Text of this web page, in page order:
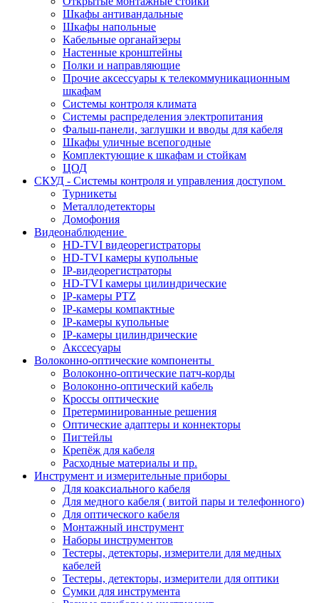
Шкафы антивандальные
Шкафы напольные
Кабельные органайзеры
Настенные кронштейны
Полки и направляющие
Прочие аксессуары к телекоммуникационным
шкафам
Системы контроля климата
Системы распределения электропитания
Фальш-панели, заглушки и вводы для кабеля
Шкафы уличные всепогодные
Комплектующие к шкафам и стойкам
ЦОД
СКУД - Системы контроля и управления доступом
Турникеты
Металлодетекторы
Домофония
Видеонаблюдение
HD-TVI видеорегистраторы
HD-TVI камеры купольные
IP-видеорегистраторы
HD-TVI камеры цилиндрические
IP-камеры PTZ
IP-камеры компактные
IP-камеры купольные
IP-камеры цилиндрические
Акссесуары
Волоконно-оптические компоненты
Волоконно-оптические патч-корды
Волоконно-оптический кабель
Кроссы оптические
Претерминированные решения
Оптические адаптеры и коннекторы
Пигтейлы
Крепёж для кабеля
Расходные материалы и пр.
Инструмент и измерительные приборы
Для коаксиального кабеля
Для медного кабеля ( витой пары и телефонного)
Для оптического кабеля
Монтажный инструмент
Наборы инструментов
Тестеры, детекторы, измерители для медных
кабелей
Тестеры, детекторы, измерители для оптики
Сумки для инструмента